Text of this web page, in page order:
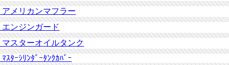
アメリカンマフラー
エンジンガード
マスターオイルタンク
ﾏｽﾀｰｼﾘﾝﾀﾞｰﾀﾝｸｶﾊﾞｰ